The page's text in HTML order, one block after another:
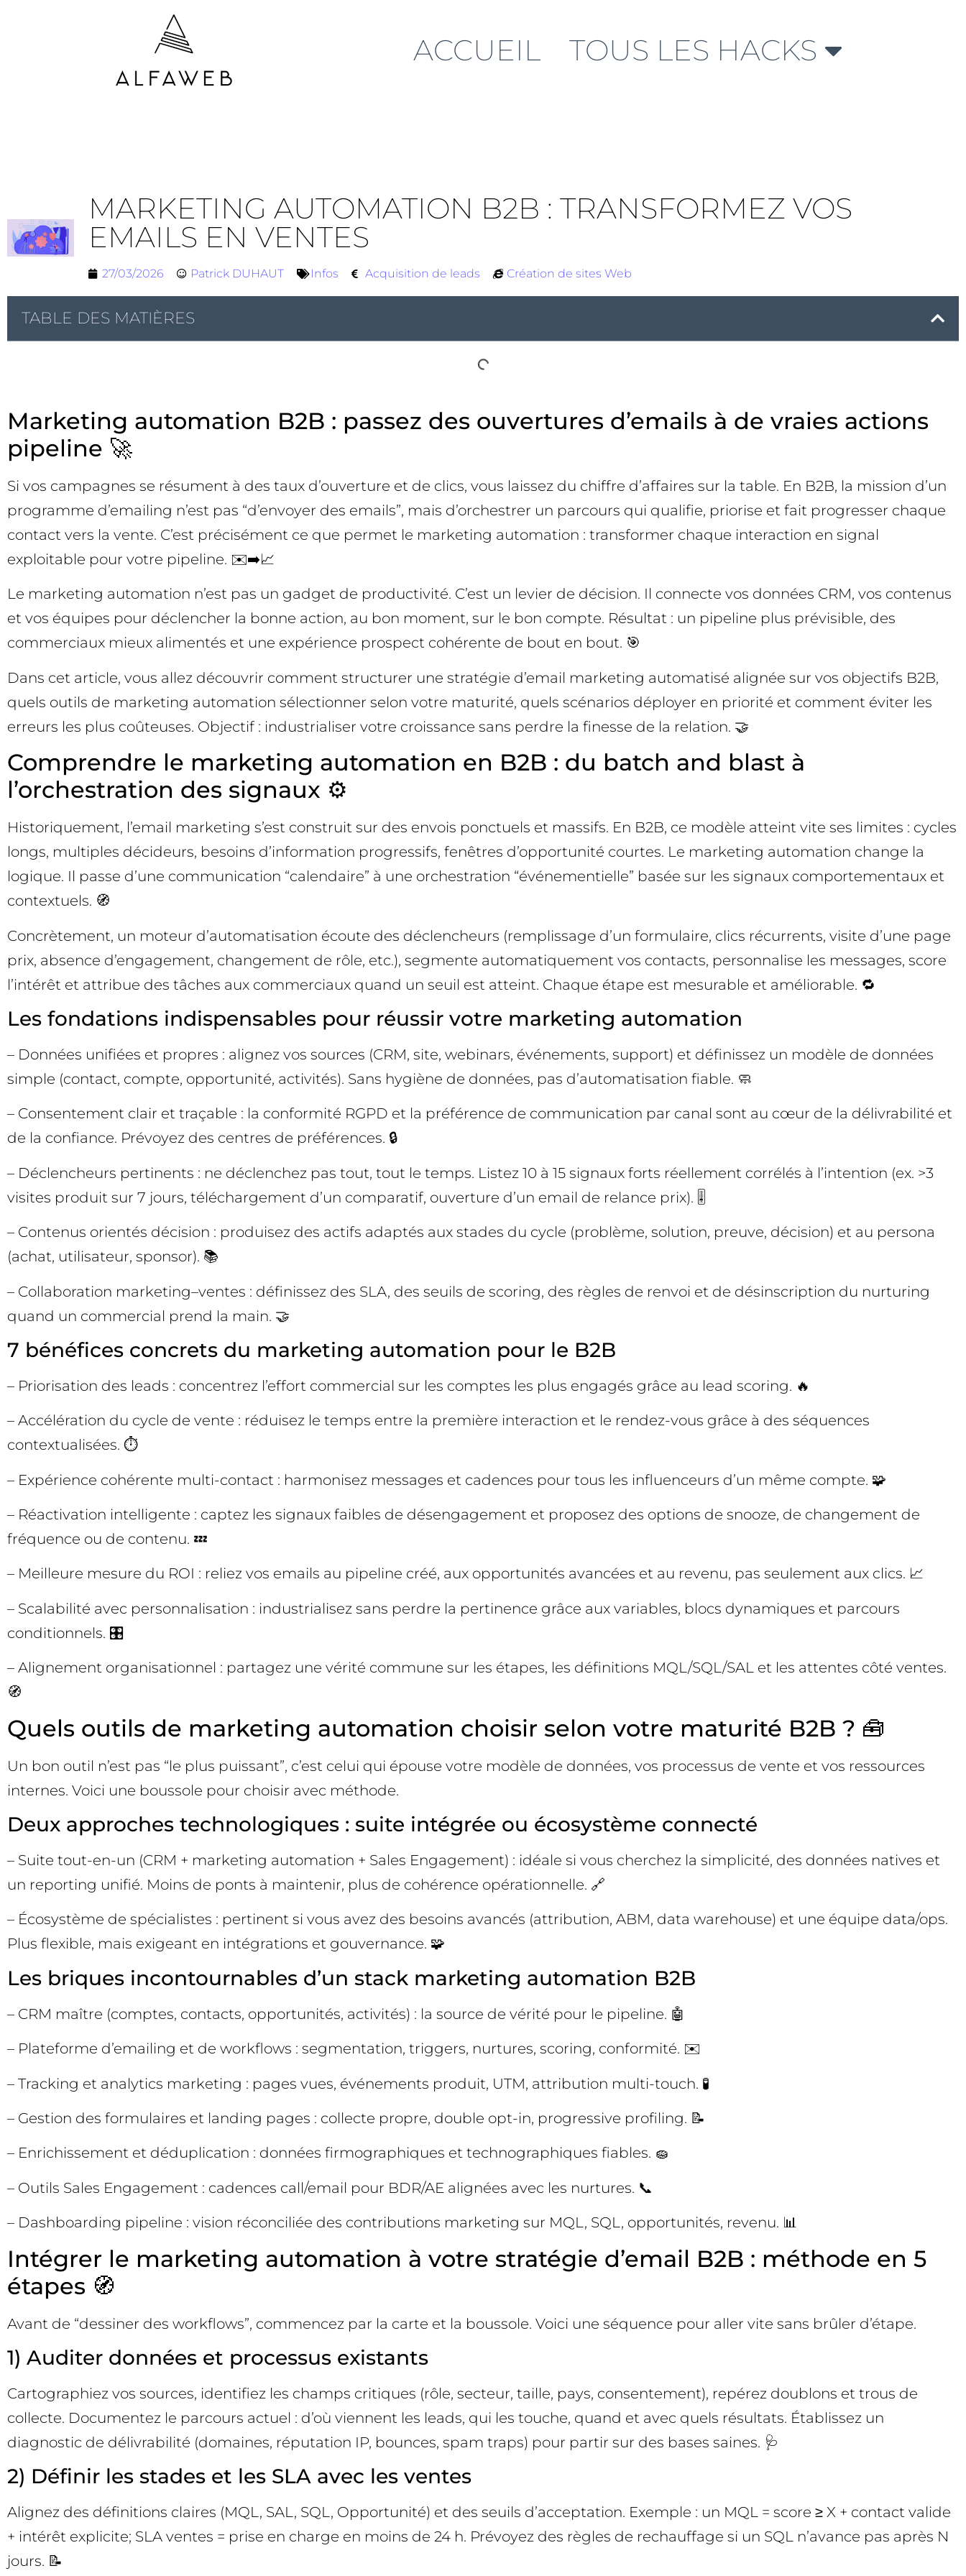
ACCUEIL TOUS LES HACKS
MARKETING AUTOMATION B2B : TRANSFORMEZ VOS
EMAILS EN VENTES
27/03/2026 Patrick DUHAUT Infos Acquisition de leads Création de sites Web
TABLE DES MATIÈRES
Marketing automation B2B : passez des ouvertures d’emails à de vraies actions
pipeline 🚀
Si vos campagnes se résument à des taux d’ouverture et de clics, vous laissez du chiffre d’affaires sur la table. En B2B, la mission d’un
programme d’emailing n’est pas “d’envoyer des emails”, mais d’orchestrer un parcours qui qualifie, priorise et fait progresser chaque
contact vers la vente. C’est précisément ce que permet le marketing automation : transformer chaque interaction en signal
exploitable pour votre pipeline. ✉️➡️📈
Le marketing automation n’est pas un gadget de productivité. C’est un levier de décision. Il connecte vos données CRM, vos contenus
et vos équipes pour déclencher la bonne action, au bon moment, sur le bon compte. Résultat : un pipeline plus prévisible, des
commerciaux mieux alimentés et une expérience prospect cohérente de bout en bout. 🎯
Dans cet article, vous allez découvrir comment structurer une stratégie d’email marketing automatisé alignée sur vos objectifs B2B,
quels outils de marketing automation sélectionner selon votre maturité, quels scénarios déployer en priorité et comment éviter les
erreurs les plus coûteuses. Objectif : industrialiser votre croissance sans perdre la finesse de la relation. 🤝
Comprendre le marketing automation en B2B : du batch and blast à
l’orchestration des signaux ⚙️
Historiquement, l’email marketing s’est construit sur des envois ponctuels et massifs. En B2B, ce modèle atteint vite ses limites : cycles
longs, multiples décideurs, besoins d’information progressifs, fenêtres d’opportunité courtes. Le marketing automation change la
logique. Il passe d’une communication “calendaire” à une orchestration “événementielle” basée sur les signaux comportementaux et
contextuels. 🧭
Concrètement, un moteur d’automatisation écoute des déclencheurs (remplissage d’un formulaire, clics récurrents, visite d’une page
prix, absence d’engagement, changement de rôle, etc.), segmente automatiquement vos contacts, personnalise les messages, score
l’intérêt et attribue des tâches aux commerciaux quand un seuil est atteint. Chaque étape est mesurable et améliorable. 🔁
Les fondations indispensables pour réussir votre marketing automation
– Données unifiées et propres : alignez vos sources (CRM, site, webinars, événements, support) et définissez un modèle de données
simple (contact, compte, opportunité, activités). Sans hygiène de données, pas d’automatisation fiable. 🧼
– Consentement clair et traçable : la conformité RGPD et la préférence de communication par canal sont au cœur de la délivrabilité et
de la confiance. Prévoyez des centres de préférences. 🔒
– Déclencheurs pertinents : ne déclenchez pas tout, tout le temps. Listez 10 à 15 signaux forts réellement corrélés à l’intention (ex. >3
visites produit sur 7 jours, téléchargement d’un comparatif, ouverture d’un email de relance prix). 🎚️
– Contenus orientés décision : produisez des actifs adaptés aux stades du cycle (problème, solution, preuve, décision) et au persona
(achat, utilisateur, sponsor). 📚
– Collaboration marketing–ventes : définissez des SLA, des seuils de scoring, des règles de renvoi et de désinscription du nurturing
quand un commercial prend la main. 🤝
7 bénéfices concrets du marketing automation pour le B2B
– Priorisation des leads : concentrez l’effort commercial sur les comptes les plus engagés grâce au lead scoring. 🔥
– Accélération du cycle de vente : réduisez le temps entre la première interaction et le rendez-vous grâce à des séquences
contextualisées. ⏱️
– Expérience cohérente multi-contact : harmonisez messages et cadences pour tous les influenceurs d’un même compte. 🧩
– Réactivation intelligente : captez les signaux faibles de désengagement et proposez des options de snooze, de changement de
fréquence ou de contenu. 💤
– Meilleure mesure du ROI : reliez vos emails au pipeline créé, aux opportunités avancées et au revenu, pas seulement aux clics. 📈
– Scalabilité avec personnalisation : industrialisez sans perdre la pertinence grâce aux variables, blocs dynamiques et parcours
conditionnels. 🎛️
– Alignement organisationnel : partagez une vérité commune sur les étapes, les définitions MQL/SQL/SAL et les attentes côté ventes.
🧭
Quels outils de marketing automation choisir selon votre maturité B2B ? 🧰
Un bon outil n’est pas “le plus puissant”, c’est celui qui épouse votre modèle de données, vos processus de vente et vos ressources
internes. Voici une boussole pour choisir avec méthode.
Deux approches technologiques : suite intégrée ou écosystème connecté
– Suite tout-en-un (CRM + marketing automation + Sales Engagement) : idéale si vous cherchez la simplicité, des données natives et
un reporting unifié. Moins de ponts à maintenir, plus de cohérence opérationnelle. 🔗
– Écosystème de spécialistes : pertinent si vous avez des besoins avancés (attribution, ABM, data warehouse) et une équipe data/ops.
Plus flexible, mais exigeant en intégrations et gouvernance. 🧩
Les briques incontournables d’un stack marketing automation B2B
– CRM maître (comptes, contacts, opportunités, activités) : la source de vérité pour le pipeline. 🤖
– Plateforme d’emailing et de workflows : segmentation, triggers, nurtures, scoring, conformité. ✉️
– Tracking et analytics marketing : pages vues, événements produit, UTM, attribution multi-touch. 🧪
– Gestion des formulaires et landing pages : collecte propre, double opt-in, progressive profiling. 📝
– Enrichissement et déduplication : données firmographiques et technographiques fiables. 🧽
– Outils Sales Engagement : cadences call/email pour BDR/AE alignées avec les nurtures. 📞
– Dashboarding pipeline : vision réconciliée des contributions marketing sur MQL, SQL, opportunités, revenu. 📊
Intégrer le marketing automation à votre stratégie d’email B2B : méthode en 5
étapes 🧭
Avant de “dessiner des workflows”, commencez par la carte et la boussole. Voici une séquence pour aller vite sans brûler d’étape.
1) Auditer données et processus existants
Cartographiez vos sources, identifiez les champs critiques (rôle, secteur, taille, pays, consentement), repérez doublons et trous de
collecte. Documentez le parcours actuel : d’où viennent les leads, qui les touche, quand et avec quels résultats. Établissez un
diagnostic de délivrabilité (domaines, réputation IP, bounces, spam traps) pour partir sur des bases saines. 🩺
2) Définir les stades et les SLA avec les ventes
Alignez des définitions claires (MQL, SAL, SQL, Opportunité) et des seuils d’acceptation. Exemple : un MQL = score ≥ X + contact valide
+ intérêt explicite; SLA ventes = prise en charge en moins de 24 h. Prévoyez des règles de rechauffage si un SQL n’avance pas après N
jours. 📝